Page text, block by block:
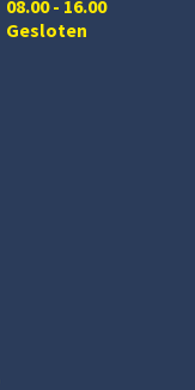
08.00 - 16.00
Gesloten